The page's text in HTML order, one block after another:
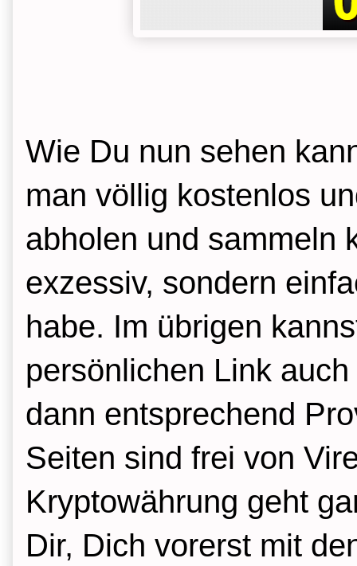
Wie Du nun sehen
man völlig kostenlos
abholen und sammeln
exzessiv, sondern
habe. Im übrigen
persönlichen Link
dann entsprechend
Seiten sind frei von
Kryptowährung geht
Dir, Dich vorerst mit